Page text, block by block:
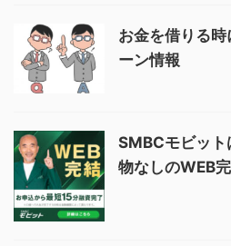
お金を借りる
ーン情報
SMBCモビット
物なしのWEB完